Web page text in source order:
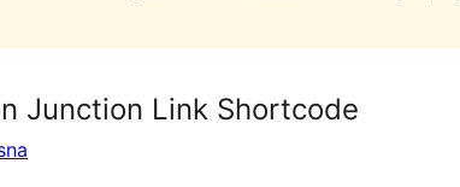
Junction Link Shortcode